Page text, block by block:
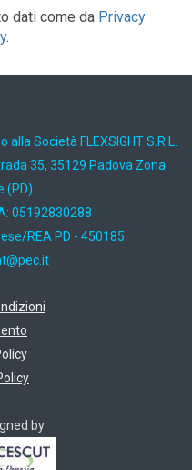
dati come da Privacy
.
Società FLEXSIGHT S.R.L.
35, 35129 Padova Zona
(PD)
05192830288
REA PD - 450185
by